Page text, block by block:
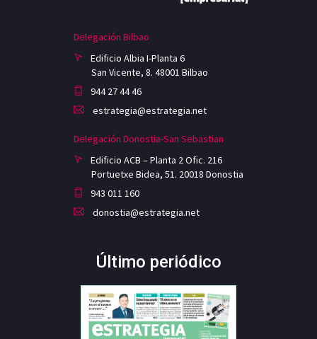
Delegación Bilbao
Edificio Albia I-Planta 6
San Vicente, 8. 48001 Bilbao
944 27 44 46
estrategia@estrategia.net
Delegación Donostia-San Sebastian
Edificio ACB – Planta 2 Ofic. 216
Portuetxe Bidea, 51. 20018 Donostia
943 011 160
donostia@estrategia.net
Último periódico